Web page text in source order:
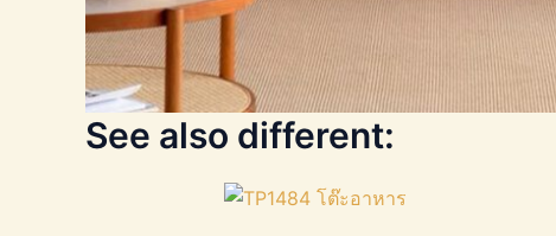
See also different: